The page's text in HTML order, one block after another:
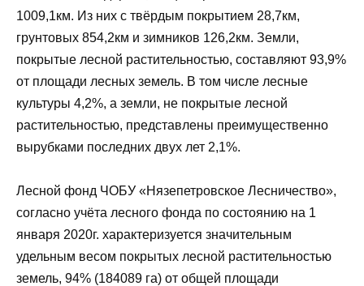
1009,1км. Из них с твёрдым покрытием 28,7км,
грунтовых 854,2км и зимников 126,2км. Земли,
покрытые лесной растительностью, составляют 93,9%
от площади лесных земель. В том числе лесные
культуры 4,2%, а земли, не покрытые лесной
растительностью, представлены преимущественно
вырубками последних двух лет 2,1%.
Лесной фонд ЧОБУ «Нязепетровское Лесничество»,
согласно учёта лесного фонда по состоянию на 1
января 2020г. характеризуется значительным
удельным весом покрытых лесной растительностью
земель, 94% (184089 га) от общей площади